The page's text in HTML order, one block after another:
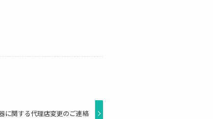
に関する代理店変更のご連絡